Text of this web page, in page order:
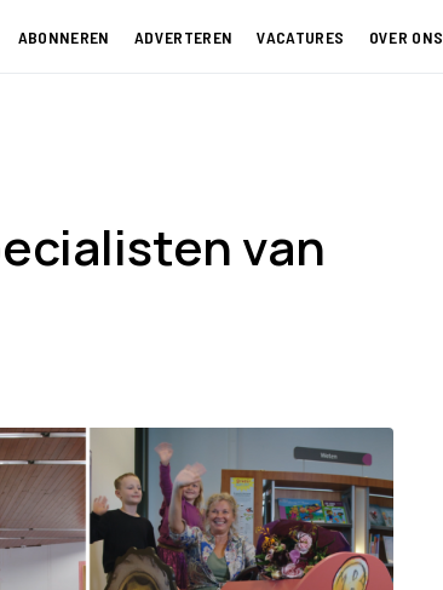
ABONNEREN ADVERTEREN VACATURES OVER ONS
van